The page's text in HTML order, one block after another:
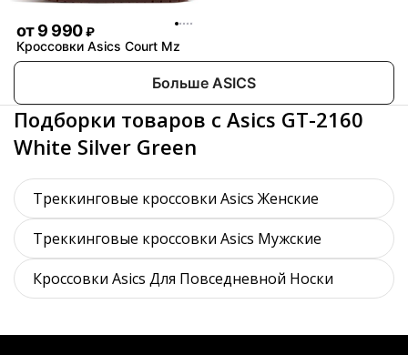
от9 990 ₽
Кроссовки Asics Court Mz
Больше ASICS
Подборки товаров с Asics GT-2160
White Silver Green
Треккинговые кроссовки Asics Женские
Треккинговые кроссовки Asics Мужские
Кроссовки Asics Для Повседневной Носки